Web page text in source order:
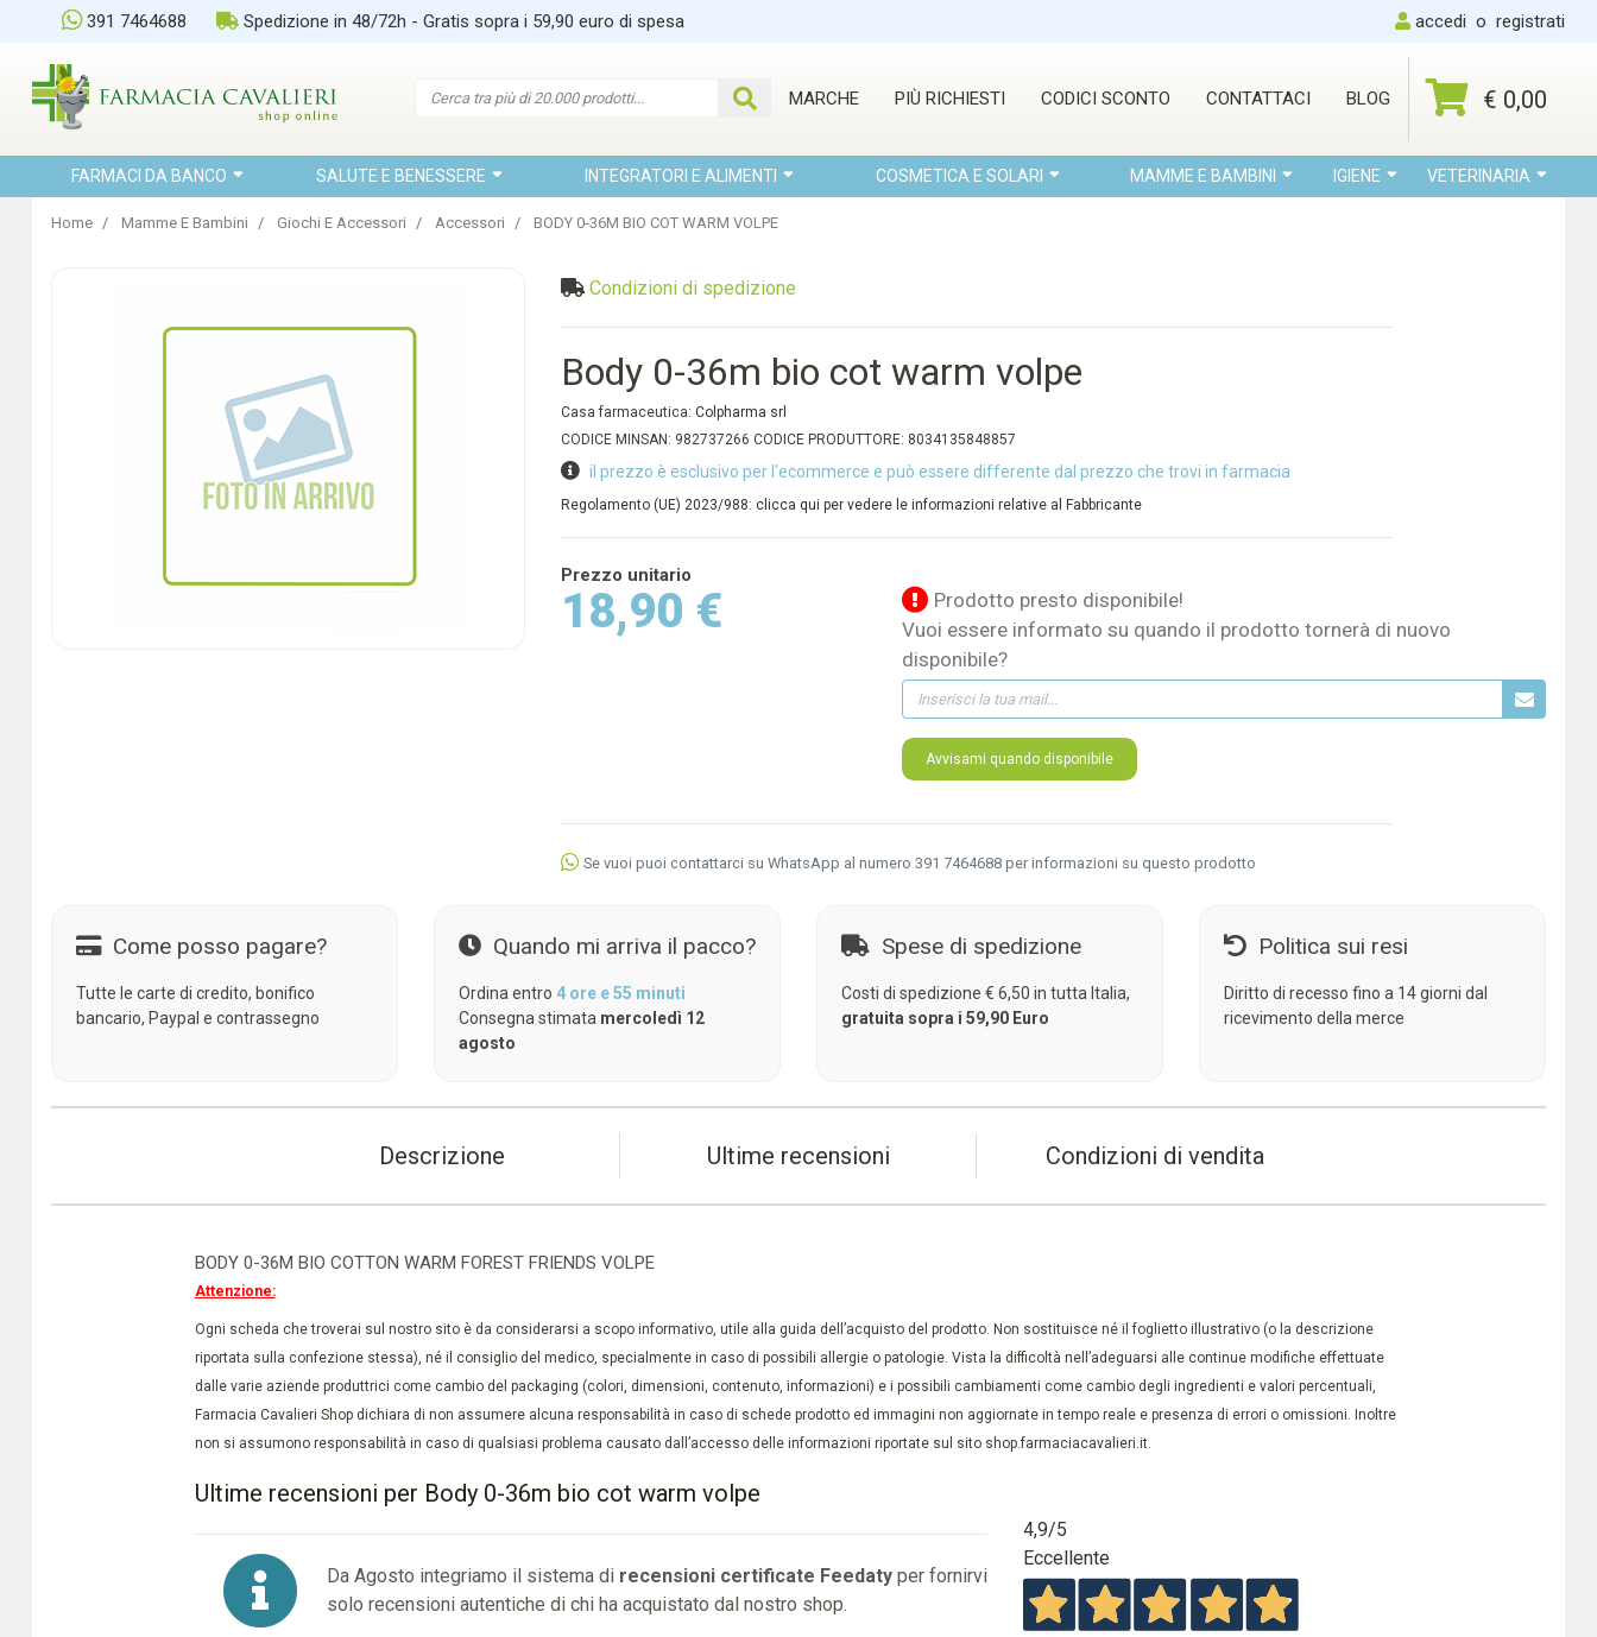
391 7464688 Spedizione in 48/72h - Gratis sopra i 59,90 euro di spesa accedi o registrati
MARCHE PIÙ RICHIESTI CODICI SCONTO CONTATTACI BLOG € 0,00
FARMACI DA BANCO SALUTE E BENESSERE INTEGRATORI E ALIMENTI COSMETICA E SOLARI MAMME E BAMBINI IGIENE VETERINARIA
Home Mamme E Bambini Giochi E Accessori Accessori BODY 0-36M BIO COT WARM VOLPE
Condizioni di spedizione
Body 0-36m bio cot warm volpe
Casa farmaceutica:Colpharma srl
CODICE MINSAN: 982737266 CODICE PRODUTTORE: 8034135848857
il prezzo è esclusivo per l'ecommerce e può essere differente dal prezzo che trovi in farmacia
Regolamento (UE) 2023/988: clicca qui per vedere le informazioni relative al Fabbricante
Prezzo unitario
18,90 €
Prodotto presto disponibile!
Vuoi essere informato su quando il prodotto tornerà di nuovo
disponibile?
Avvisami quando disponibile
Se vuoi puoi contattarci su WhatsApp al numero 391 7464688 per informazioni su questo prodotto
Come posso pagare?
Tutte le carte di credito, bonifico
bancario, Paypal e contrassegno
Quando mi arriva il pacco?
Ordina entro 4 ore e 55 minuti
Consegna stimata mercoledì 12
agosto
Spese di spedizione
Costi di spedizione € 6,50 in tutta Italia,
gratuita sopra i 59,90 Euro
Politica sui resi
Diritto di recesso fino a 14 giorni dal
ricevimento della merce
Descrizione Ultime recensioni Condizioni di vendita
BODY 0-36M BIO COTTON WARM FOREST FRIENDS VOLPE
Attenzione:
Ogni scheda che troverai sul nostro sito è da considerarsi a scopo informativo, utile alla guida dell’acquisto del prodotto. Non sostituisce né il foglietto illustrativo (o la descrizione
riportata sulla confezione stessa), né il consiglio del medico, specialmente in caso di possibili allergie o patologie. Vista la difficoltà nell’adeguarsi alle continue modifiche effettuate
dalle varie aziende produttrici come cambio del packaging (colori, dimensioni, contenuto, informazioni) e i possibili cambiamenti come cambio degli ingredienti e valori percentuali,
Farmacia Cavalieri Shop dichiara di non assumere alcuna responsabilità in caso di schede prodotto ed immagini non aggiornate in tempo reale e presenza di errori o omissioni. Inoltre
non si assumono responsabilità in caso di qualsiasi problema causato dall’accesso delle informazioni riportate sul sito shop.farmaciacavalieri.it.
Ultime recensioni per Body 0-36m bio cot warm volpe
Da Agosto integriamo il sistema di recensioni certificate Feedatyper fornirvi
solo recensioni autentiche di chi ha acquistato dal nostro shop.
4,9/5
Eccellente